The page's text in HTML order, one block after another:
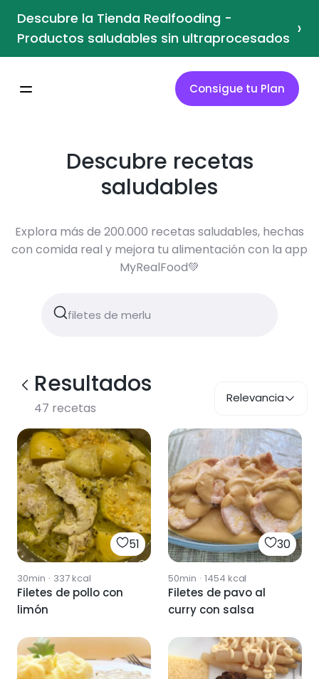
Descubre la Tienda Realfooding -
Productos saludables sin ultraprocesados ›
Consigue tu Plan
Descubre recetas
saludables
Explora más de 200.000 recetas saludables, hechas
con comida real y mejora tu alimentación con la app
MyRealFood💚
Resultados
47 recetas
Relevancia
51
30min · 337kcal
Filetes de pollo con
limón
30
50min · 1454 kcal
Filetes de pavo al
curry con salsa